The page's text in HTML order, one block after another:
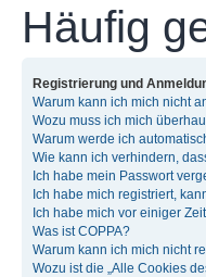
Häufig
Registrierung und
Warum kann ich mich nicht
Wozu muss ich mich
Warum werde ich
Wie kann ich verhindern,
Ich habe mein Passwort
Ich habe mich registriert,
Ich habe mich vor einiger
Was ist COPPA?
Warum kann ich mich nicht
Wozu ist die „Alle Cookies